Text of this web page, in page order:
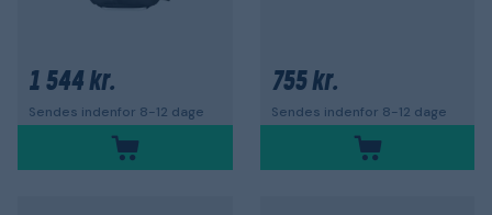
1 544 kr.
Sendes indenfor 8-12 dage
755 kr.
Sendes indenfor 8-12 dage